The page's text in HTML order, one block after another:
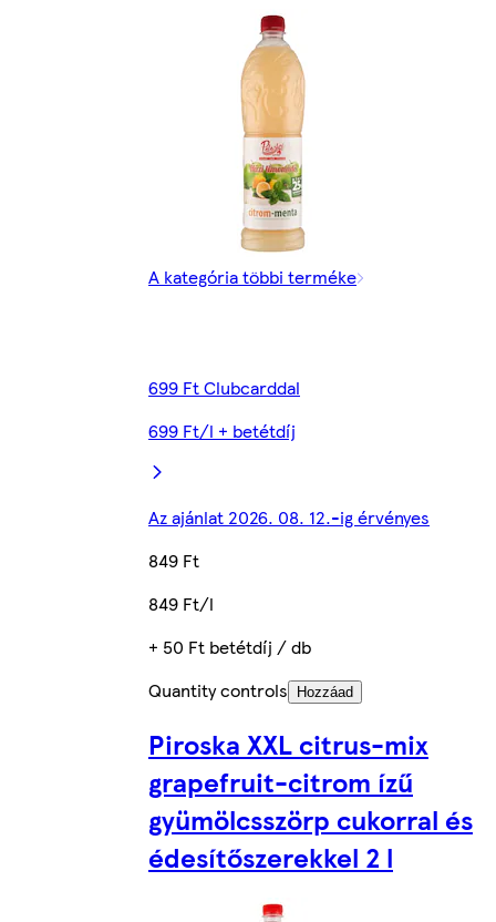
A kategória többi terméke
699 Ft Clubcarddal
699 Ft/l + betétdíj
Az ajánlat 2026. 08. 12.-ig érvényes
849 Ft
849 Ft/l
+ 50 Ft betétdíj / db
Quantity controls
Hozzáad
Piroska XXL citrus-mix
grapefruit-citrom ízű
gyümölcsszörp cukorral és
édesítőszerekkel 2 l